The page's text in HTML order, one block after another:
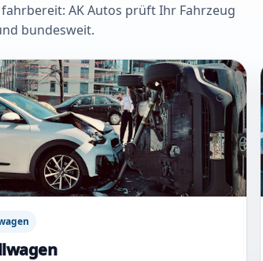
AK Autos prüft Ihr Fahrzeug
bundesweit.